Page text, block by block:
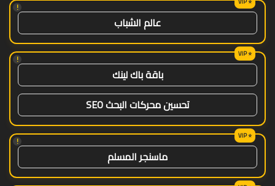
!
عالم الشباب
!
باقة باك لينك
تحسين محركات البحث SEO
!
ماسنجر المسلم